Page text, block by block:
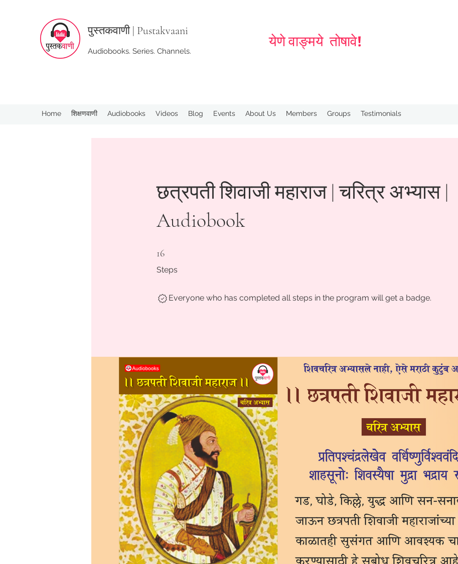
पुस्तकवाणी | Pustakvaani
Audiobooks. Series. Channels.
येणे वाङ्मये तोषावे!
Home शिक्षणवाणी Audiobooks Videos Blog Events About Us Members Groups Testimonials
छत्रपती शिवाजी महाराज | चरित्र अभ्यास |
Audiobook
16
Steps
16 Steps
Everyone who has completed all steps in the program will get a badge.